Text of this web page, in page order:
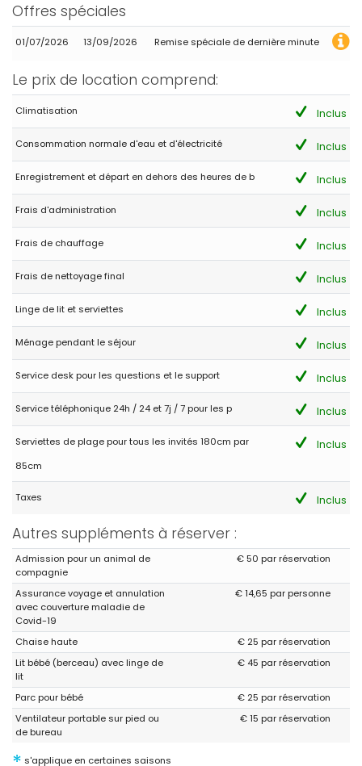
Offres spéciales
01/07/2026 13/09/2026 Remise spéciale de dernière minute
Le prix de location comprend:
Climatisation Inclus
Consommation normale d'eau et d'électricité Inclus
Enregistrement et départ en dehors des heures de b Inclus
Frais d'administration Inclus
Frais de chauffage Inclus
Frais de nettoyage final Inclus
Linge de lit et serviettes Inclus
Ménage pendant le séjour Inclus
Service desk pour les questions et le support Inclus
Service téléphonique 24h / 24 et 7j / 7 pour les p Inclus
Serviettes de plage pour tous les invités 180cm par
85cm
Inclus
Taxes Inclus
Autres suppléments à réserver :
Admission pour un animal de
compagnie
€ 50 par réservation
Assurance voyage et annulation
avec couverture maladie de
Covid-19
€ 14,65 par personne
Chaise haute
€ 25 par réservation
Lit bébé (berceau) avec linge de
lit
€ 45 par réservation
Parc pour bébé
€ 25 par réservation
Ventilateur portable sur pied ou
de bureau
€ 15 par réservation
s'applique en certaines saisons